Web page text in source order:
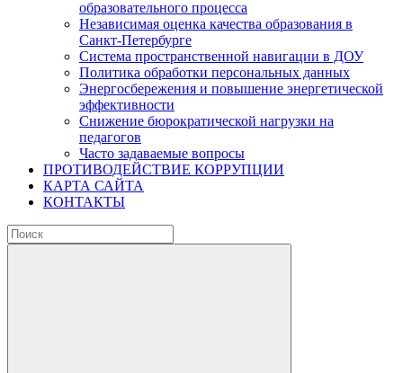
образовательного процесса
Независимая оценка качества образования в
Санкт-Петербурге
Система пространственной навигации в ДОУ
Политика обработки персональных данных
Энергосбережения и повышение энергетической
эффективности
Снижение бюрократической нагрузки на
педагогов
Часто задаваемые вопросы
ПРОТИВОДЕЙСТВИЕ КОРРУПЦИИ
КАРТА САЙТА
КОНТАКТЫ